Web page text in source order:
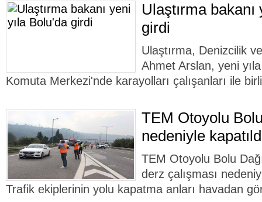
Ulaştırma
girdi
Ulaştırma, Denizcilik
Ahmet Arslan, yeni
Komuta Merkezi'nde karayolları çalışanları ile
TEM Otoyolu
nedeniyle
TEM Otoyolu Bolu
derz çalışması
Trafik ekiplerinin yolu kapatma anları havadan